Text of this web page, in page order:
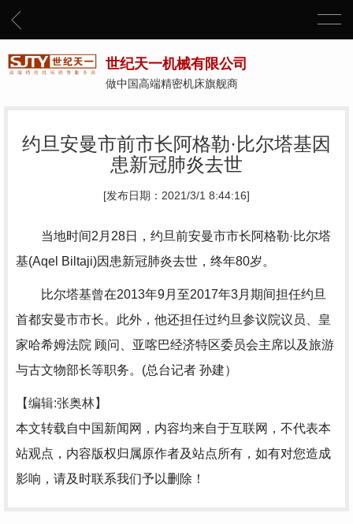
世纪天一机械有限公司
做中国高端精密机床旗舰商
约旦安曼市前市长阿格勒·比尔塔基因
患新冠肺炎去世
[发布日期：2021/3/1 8:44:16]
当地时间2月28日，约旦前安曼市市长阿格勒·比尔塔
基(Aqel Biltaji)因患新冠肺炎去世，终年80岁。
比尔塔基曾在2013年9月至2017年3月期间担任约旦
首都安曼市市长。此外，他还担任过约旦参议院议员、皇
家哈希姆法院 顾问、亚喀巴经济特区委员会主席以及旅游
与古文物部长等职务。(总台记者 孙建）
【编辑:张奥林】
本文转载自中国新闻网，内容均来自于互联网，不代表本
站观点，内容版权归属原作者及站点所有，如有对您造成
影响，请及时联系我们予以删除！